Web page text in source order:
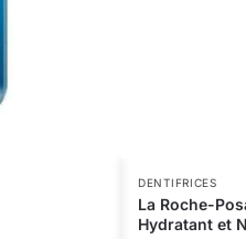
DENTIFRICES
La Roche-
Hydratant et